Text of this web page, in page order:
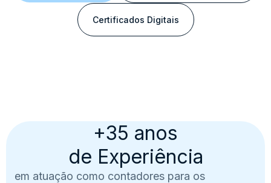
Certificados Digitais
+35 anos
de Experiência
em atuação como contadores para os